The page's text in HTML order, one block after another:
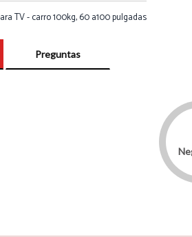
TV - carro 100kg, 60 a100 pulgadas
Preguntas